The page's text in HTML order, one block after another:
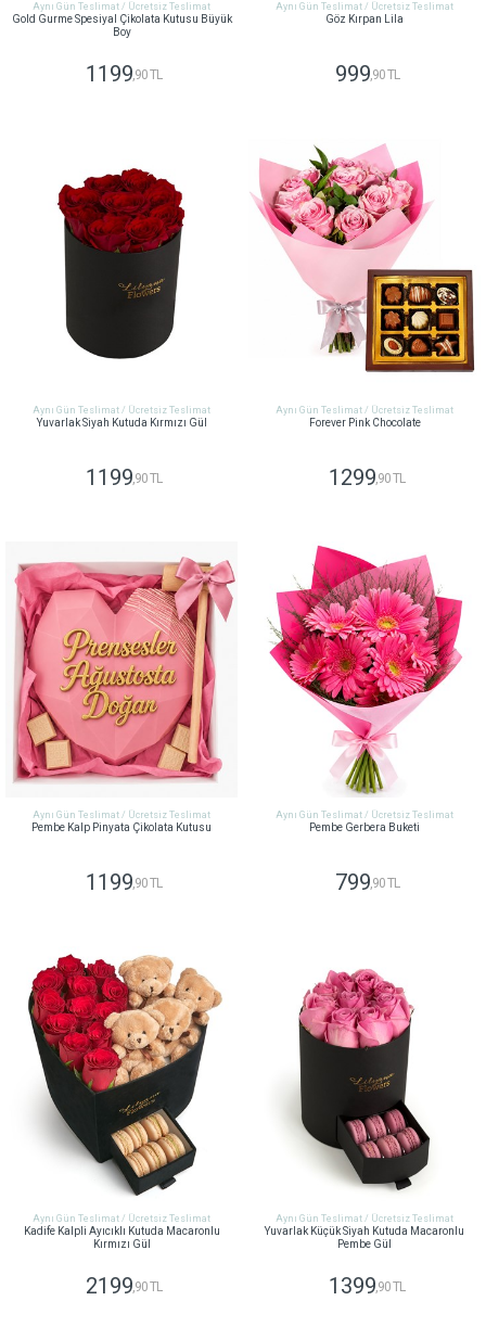
Aynı Gün Teslimat / Ücretsiz Teslimat
Gold Gurme Spesiyal Çikolata Kutusu Büyük
Boy
1199,90 TL
Aynı Gün Teslimat / Ücretsiz Teslimat
Göz Kırpan Lila
999,90 TL
Aynı Gün Teslimat / Ücretsiz Teslimat
Yuvarlak Siyah Kutuda Kırmızı Gül
1199,90 TL
Aynı Gün Teslimat / Ücretsiz Teslimat
Forever Pink Chocolate
1299,90 TL
Aynı Gün Teslimat / Ücretsiz Teslimat
Pembe Kalp Pinyata Çikolata Kutusu
1199,90 TL
Aynı Gün Teslimat / Ücretsiz Teslimat
Pembe Gerbera Buketi
799,90 TL
Aynı Gün Teslimat / Ücretsiz Teslimat
Kadife Kalpli Ayıcıklı Kutuda Macaronlu
Kırmızı Gül
2199,90 TL
Aynı Gün Teslimat / Ücretsiz Teslimat
Yuvarlak Küçük Siyah Kutuda Macaronlu
Pembe Gül
1399,90 TL